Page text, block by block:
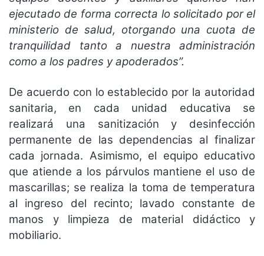
ejecutado de forma correcta lo solicitado por el
ministerio de salud, otorgando una cuota de
tranquilidad tanto a nuestra administración
como a los padres y apoderados”.
De acuerdo con lo establecido por la autoridad
sanitaria, en cada unidad educativa se
realizará una sanitización y desinfección
permanente de las dependencias al finalizar
cada jornada. Asimismo, el equipo educativo
que atiende a los párvulos mantiene el uso de
mascarillas; se realiza la toma de temperatura
al ingreso del recinto; lavado constante de
manos y limpieza de material didáctico y
mobiliario.